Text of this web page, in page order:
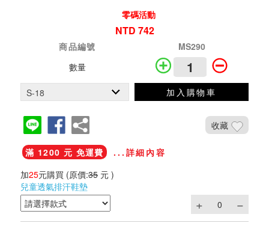
零碼活動
NTD 742
商品編號
MS290
數量
加入購物車
收藏
滿 1200 元 免運費
...詳細內容
加25元購買 (原價:35 元 )
兒童透氣排汗鞋墊